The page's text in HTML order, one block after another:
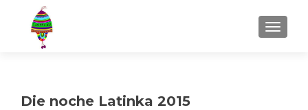
MENU
Die noche Latinka 2015